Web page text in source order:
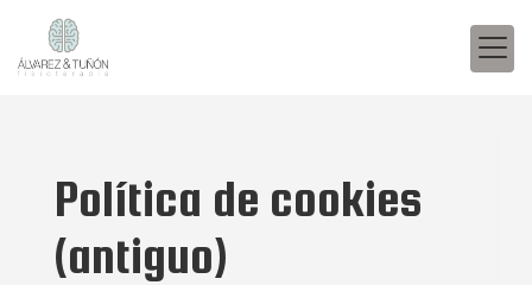
Política de cookies
(antiguo)